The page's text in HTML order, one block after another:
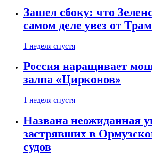
Зашел сбоку: что
самом деле увез от
1 неделя спустя
Россия наращивает
залпа «Цирконов»
1 неделя спустя
Названа неожиданная
застрявших в
судов